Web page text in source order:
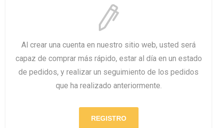
Al crear una cuenta en nuestro sitio web, usted será
capaz de comprar más rápido, estar al día en un estado
de pedidos, y realizar un seguimiento de los pedidos
que ha realizado anteriormente.